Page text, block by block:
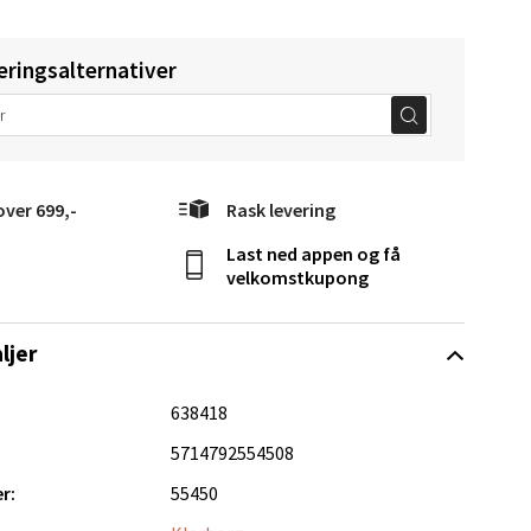
699,- Rask levering
Last ned appen og få
velkomstkupong
638418
5714792554508
55450